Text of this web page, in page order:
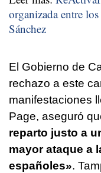
organizada entre
Sánchez
El Gobierno de
rechazo a este
manifestaciones
Page, aseguró
reparto justo a
mayor ataque a
españoles».